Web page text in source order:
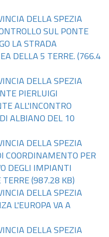
DELLA SPEZIA
SUL PONTE
LA STRADA
DELLA 5 TERRE. (766.4
DELLA SPEZIA
PIERLUIGI
ALL'INCONTRO
ALBIANO DEL 10
DELLA SPEZIA
COORDINAMENTO PER
DEGLI IMPIANTI
TERRE (987.28 KB)
DELLA SPEZIA
L'EUROPA VA A
DELLA SPEZIA